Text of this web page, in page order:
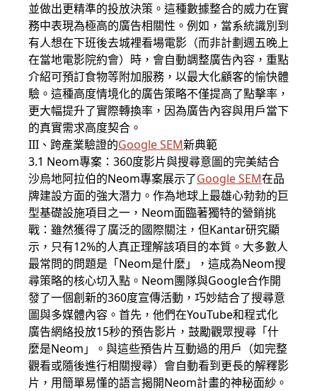
並做出更精準的投放決策。這種數據整合的威力在實
務中表現為極高的廣告相關性。例如，當系統識別到
有人想在下班後去城裡看場電影（而非計劃週五晚上
在當地電影院約會）時，會自動調整廣告內容，重點
介紹可預訂食物等附加服務，以最大化顧客的愉快體
驗。這種高度情境化的廣告策略不僅提高了點擊率，
更大幅提升了實際轉換率，因為廣告內容與用戶當下
的真實需求高度契合。
III、跨產業驗證的Google SEM新典範
3.1 Neom專案：360度影片與搜尋意圖的完美結合
沙烏地阿拉伯的Neom專案展示了Google SEM在品
牌建設方面的強大潛力。作為地球上最雄心勃勃的巨
型基礎設施項目之一，Neom面臨著獨特的營銷挑
戰：雖然獲得了廣泛的國際關注，但Kantar研究顯
示，只有12%的人真正理解該項目的本質。大多數人
最常問的問題是「Neom是什麼」，這成為Neom搜
尋策略的核心切入點。Neom團隊與Google合作開
發了一個創新的360度宣傳活動，巧妙結合了搜尋意
圖與多媒體內容。首先，他們在YouTube和程式化
廣告網絡投放15秒的預告影片，鼓勵觀眾搜尋「什
麼是Neom」。與這些預告片互動過的用戶（如完整
觀看或隨後進行相關搜尋）會自動看到更長的解釋影
片，用簡單易懂的語言揭開Neom計畫的神秘面紗。